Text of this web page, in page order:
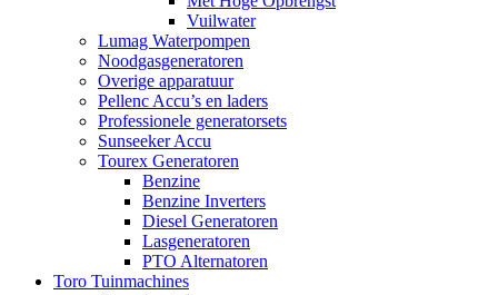
Vuilwater
Lumag Waterpompen
Noodgasgeneratoren
Overige apparatuur
Pellenc Accu’s en laders
Professionele generatorsets
Sunseeker Accu
Tourex Generatoren
Benzine
Benzine Inverters
Diesel Generatoren
Lasgeneratoren
PTO Alternatoren
Toro Tuinmachines